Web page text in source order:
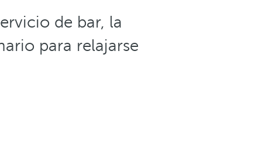
de bar, la
para relajarse